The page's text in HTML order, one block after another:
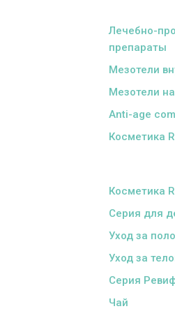
Лечебно-
препараты
Мезотели
Мезотели
Anti-age
Косметика
Косметика
Серия для
Уход за
Уход за
Серия
Чай